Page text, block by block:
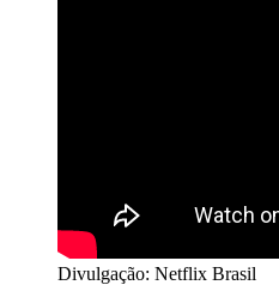
Divulgação: Netflix Brasil